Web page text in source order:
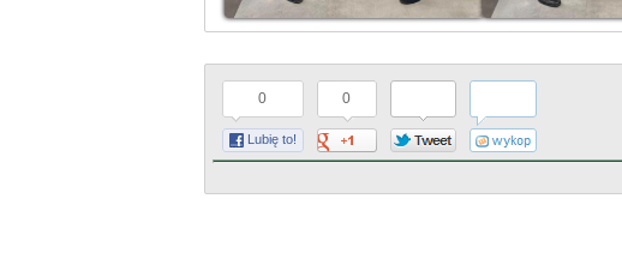
0
Lubię to!
0